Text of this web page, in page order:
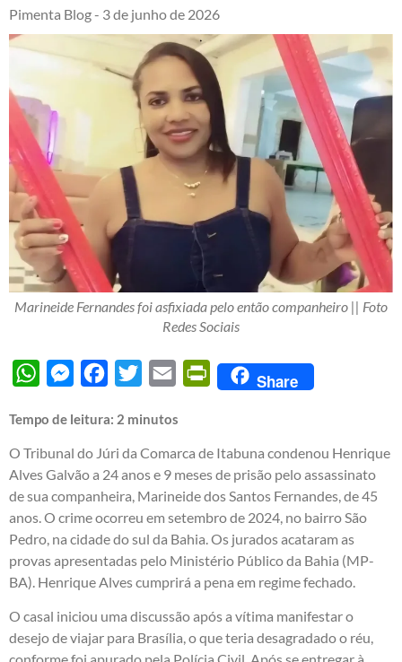
Pimenta Blog - 3 de junho de 2026
Marineide Fernandes foi asfixiada pelo então companheiro || Foto
Redes Sociais
WhatsAppMessengerFacebook
Twitter Email PrintFriendly
Share
Tempo de leitura: 2 minutos
O Tribunal do Júri da Comarca de Itabuna condenou Henrique
Alves Galvão a 24 anos e 9 meses de prisão pelo assassinato
de sua companheira, Marineide dos Santos Fernandes, de 45
anos. O crime ocorreu em setembro de 2024, no bairro São
Pedro, na cidade do sul da Bahia. Os jurados acataram as
provas apresentadas pelo Ministério Público da Bahia (MP-
BA). Henrique Alves cumprirá a pena em regime fechado.
O casal iniciou uma discussão após a vítima manifestar o
desejo de viajar para Brasília, o que teria desagradado o réu,